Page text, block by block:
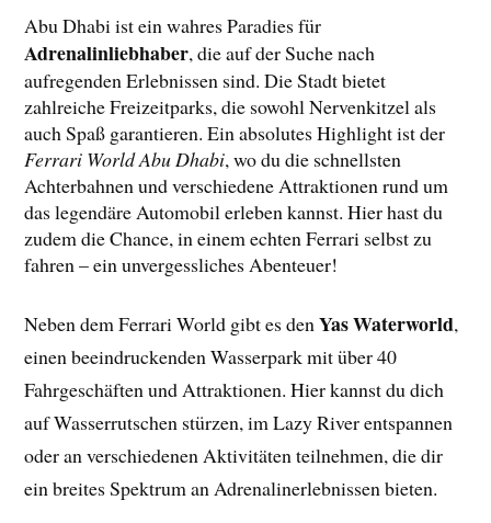
Abu Dhabi ist ein wahres Paradies für
Adrenalinliebhaber, die auf der Suche nach
aufregenden Erlebnissen sind. Die Stadt bietet
zahlreiche Freizeitparks, die sowohl Nervenkitzel als
auch Spaß garantieren. Ein absolutes Highlight ist der
Ferrari World Abu Dhabi, wo du die schnellsten
Achterbahnen und verschiedene Attraktionen rund um
das legendäre Automobil erleben kannst. Hier hast du
zudem die Chance, in einem echten Ferrari selbst zu
fahren – ein unvergessliches Abenteuer!
Neben dem Ferrari World gibt es denYas Waterworld,
einen beeindruckenden Wasserpark mit über 40
Fahrgeschäften und Attraktionen. Hier kannst du dich
auf Wasserrutschen stürzen, im Lazy River entspannen
oder an verschiedenen Aktivitäten teilnehmen, die dir
ein breites Spektrum an Adrenalinerlebnissen bieten.